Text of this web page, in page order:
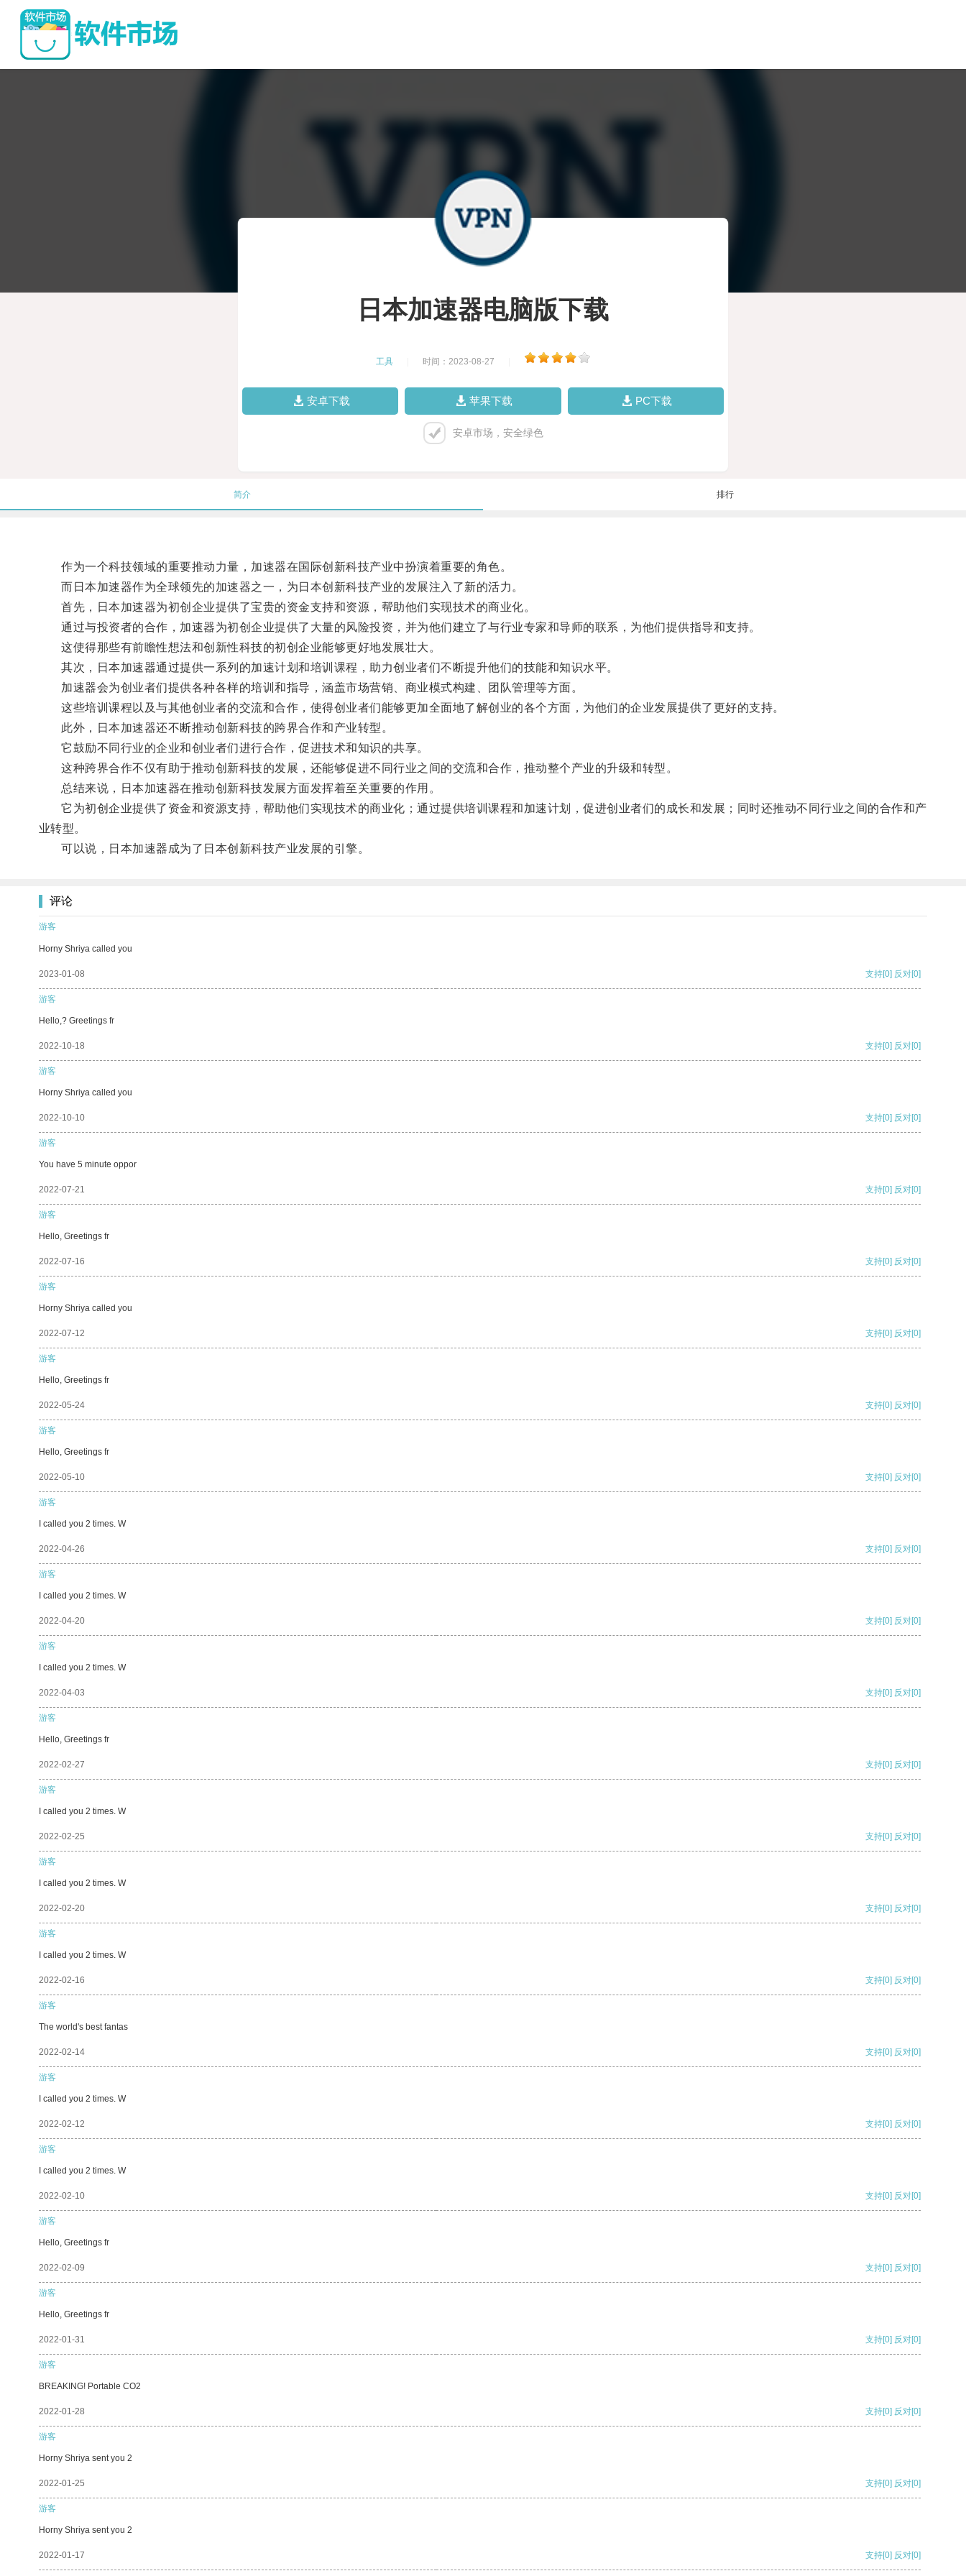
日本加速器电脑版下载
工具 时间：2023-08-27
安卓下载 苹果下载 PC下载
安卓市场，安全绿色
简介 排行
作为一个科技领域的重要推动力量，加速器在国际创新科技产业中扮演着重要的角色。
而日本加速器作为全球领先的加速器之一，为日本创新科技产业的发展注入了新的活力。
首先，日本加速器为初创企业提供了宝贵的资金支持和资源，帮助他们实现技术的商业化。
通过与投资者的合作，加速器为初创企业提供了大量的风险投资，并为他们建立了与行业专家和导师的联系，为他们提供指导和支持。
这使得那些有前瞻性想法和创新性科技的初创企业能够更好地发展壮大。
其次，日本加速器通过提供一系列的加速计划和培训课程，助力创业者们不断提升他们的技能和知识水平。
加速器会为创业者们提供各种各样的培训和指导，涵盖市场营销、商业模式构建、团队管理等方面。
这些培训课程以及与其他创业者的交流和合作，使得创业者们能够更加全面地了解创业的各个方面，为他们的企业发展提供了更好的支持。
此外，日本加速器还不断推动创新科技的跨界合作和产业转型。
它鼓励不同行业的企业和创业者们进行合作，促进技术和知识的共享。
这种跨界合作不仅有助于推动创新科技的发展，还能够促进不同行业之间的交流和合作，推动整个产业的升级和转型。
总结来说，日本加速器在推动创新科技发展方面发挥着至关重要的作用。
它为初创企业提供了资金和资源支持，帮助他们实现技术的商业化；通过提供培训课程和加速计划，促进创业者们的成长和发展；同时还推动不同行业之间的合作和产
业转型。
可以说，日本加速器成为了日本创新科技产业发展的引擎。
评论
游客
Horny Shriya called you
2023-01-08 支持[0] 反对[0]
游客
Hello,? Greetings fr
2022-10-18 支持[0] 反对[0]
游客
Horny Shriya called you
2022-10-10 支持[0] 反对[0]
游客
You have 5 minute oppor
2022-07-21 支持[0] 反对[0]
游客
Hello, Greetings fr
2022-07-16 支持[0] 反对[0]
游客
Horny Shriya called you
2022-07-12 支持[0] 反对[0]
游客
Hello, Greetings fr
2022-05-24 支持[0] 反对[0]
游客
Hello, Greetings fr
2022-05-10 支持[0] 反对[0]
游客
I called you 2 times. W
2022-04-26 支持[0] 反对[0]
游客
I called you 2 times. W
2022-04-20 支持[0] 反对[0]
游客
I called you 2 times. W
2022-04-03 支持[0] 反对[0]
游客
Hello, Greetings fr
2022-02-27 支持[0] 反对[0]
游客
I called you 2 times. W
2022-02-25 支持[0] 反对[0]
游客
I called you 2 times. W
2022-02-20 支持[0] 反对[0]
游客
I called you 2 times. W
2022-02-16 支持[0] 反对[0]
游客
The world's best fantas
2022-02-14 支持[0] 反对[0]
游客
I called you 2 times. W
2022-02-12 支持[0] 反对[0]
游客
I called you 2 times. W
2022-02-10 支持[0] 反对[0]
游客
Hello, Greetings fr
2022-02-09 支持[0] 反对[0]
游客
Hello, Greetings fr
2022-01-31 支持[0] 反对[0]
游客
BREAKING! Portable CO2
2022-01-28 支持[0] 反对[0]
游客
Horny Shriya sent you 2
2022-01-25 支持[0] 反对[0]
游客
Horny Shriya sent you 2
2022-01-17 支持[0] 反对[0]